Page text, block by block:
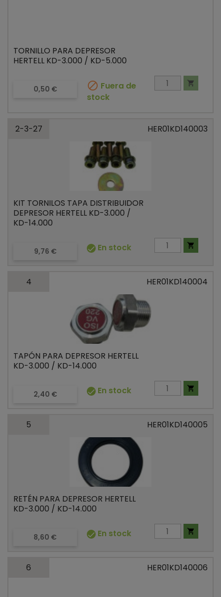
TORNILLO PARA DEPRESOR
HERTELL KD-3.000 / KD-5.000
Precio
0,50 €  Fuera de
stock

2-3-27 HER01KD140003
KIT TORNILOS TAPA DISTRIBUIDOR
DEPRESOR HERTELL KD-3.000 /
KD-14.000
Precio
9,76 €  En stock 
4 HER01KD140004
TAPÓN PARA DEPRESOR HERTELL
KD-3.000 / KD-14.000
Precio
2,40 €  En stock 
5 HER01KD140005
RETÉN PARA DEPRESOR HERTELL
KD-3.000 / KD-14.000
Precio
8,60 €  En stock 
6 HER01KD140006